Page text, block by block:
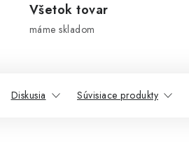
Všetok tovar
máme skladom
Diskusia Súvisiace produkty